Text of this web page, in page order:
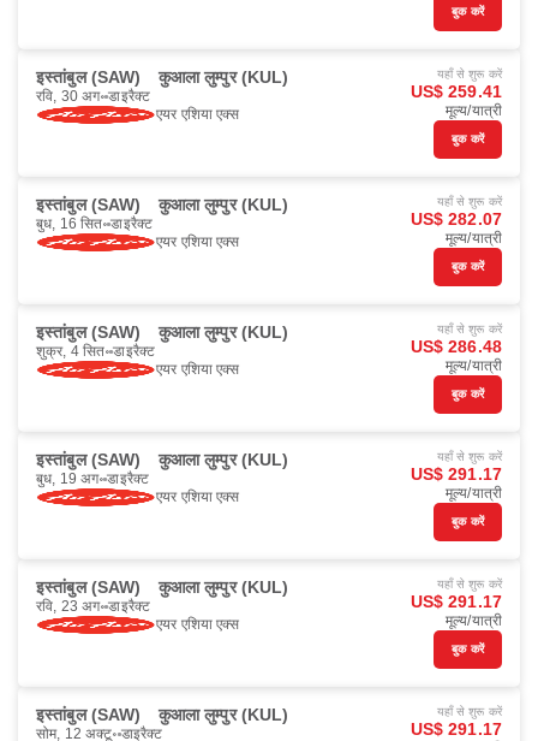
बुक करें
इस्तांबुल (SAW) कुआला लुम्पुर (KUL)
रवि, 30 अग॰ डाइरैक्ट
एयर एशिया एक्स
यहाँ से शुरू करें
US$ 259.41
मूल्य/यात्री
बुक करें
इस्तांबुल (SAW) कुआला लुम्पुर (KUL)
बुध, 16 सित॰ डाइरैक्ट
एयर एशिया एक्स
यहाँ से शुरू करें
US$ 282.07
मूल्य/यात्री
बुक करें
इस्तांबुल (SAW) कुआला लुम्पुर (KUL)
शुक्र, 4 सित॰ डाइरैक्ट
एयर एशिया एक्स
यहाँ से शुरू करें
US$ 286.48
मूल्य/यात्री
बुक करें
इस्तांबुल (SAW) कुआला लुम्पुर (KUL)
बुध, 19 अग॰ डाइरैक्ट
एयर एशिया एक्स
यहाँ से शुरू करें
US$ 291.17
मूल्य/यात्री
बुक करें
इस्तांबुल (SAW) कुआला लुम्पुर (KUL)
रवि, 23 अग॰ डाइरैक्ट
एयर एशिया एक्स
यहाँ से शुरू करें
US$ 291.17
मूल्य/यात्री
बुक करें
इस्तांबुल (SAW) कुआला लुम्पुर (KUL)
सोम, 12 अक्टू॰ डाइरैक्ट
यहाँ से शुरू करें
US$ 291.17